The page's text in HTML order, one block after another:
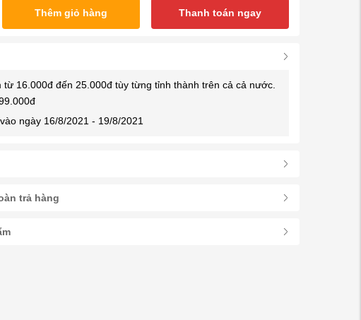
Thêm giỏ hàng Thanh toán ngay
từ 16.000đ đến 25.000đ tùy từng tỉnh thành trên cả cả nước.
ngày 16/8/2021 - 19/8/2021
trả hàng